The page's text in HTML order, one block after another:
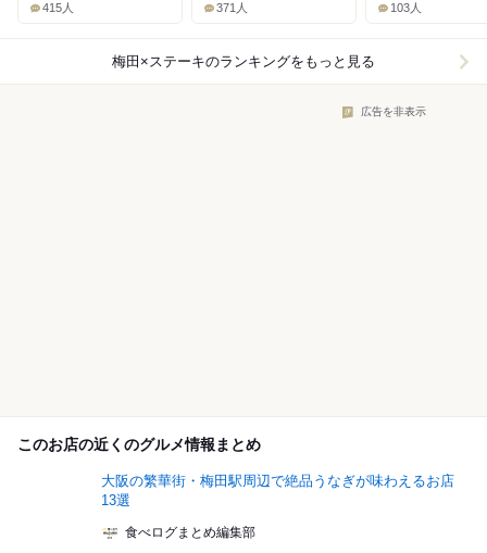
415人 371人 103人
梅田×ステーキのランキングをもっと見る
広告を非表示
このお店の近くのグルメ情報まとめ
大阪の繁華街・梅田駅周辺で絶品うなぎが味わえるお店
13選
食べログまとめ編集部